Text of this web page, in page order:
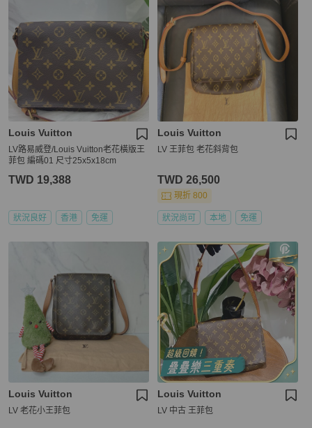
Louis Vuitton
LV路易威登/Louis Vuitton老花橫版王
菲包 編碼01 尺寸25x5x18cm
TWD 19,388
狀況良好 香港 免運
Louis Vuitton
LV 王菲包 老花斜背包
TWD 26,500
現折 800
狀況尚可 本地 免運
Louis Vuitton
LV 老花小王菲包
Louis Vuitton
LV 中古 王菲包